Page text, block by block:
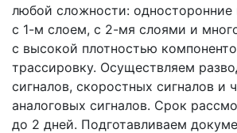
любой сложности: односторонние
с 1-м слоем, с 2-мя слоями и
с высокой плотностью
трассировку. Осуществляем
сигналов, скоростных сигналов и
аналоговых сигналов. Срок
до 2 дней. Подготавливаем